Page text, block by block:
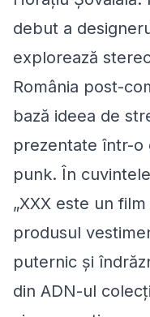
debut a
explorează
România post-
bază ideea de
prezentate într-o
punk. În
„XXX este un
produsul
puternic și
din ADN-ul